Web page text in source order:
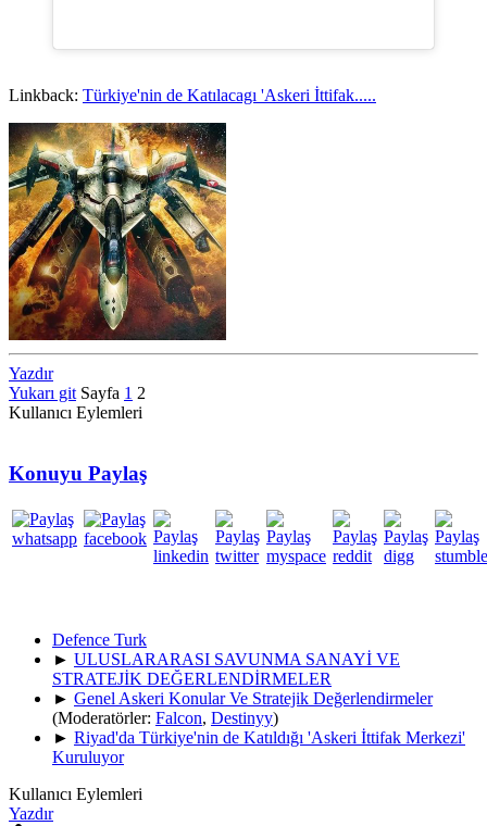
Linkback: Türkiye'nin de Katılacagı 'Askeri İttifak.....
Yazdır
Yukarı git Sayfa 1 2
Kullanıcı Eylemleri
Konuyu Paylaş
Defence Turk
► ULUSLARARASI SAVUNMA SANAYİ VE
STRATEJİK DEĞERLENDİRMELER
► Genel Askeri Konular Ve Stratejik Değerlendirmeler
(Moderatörler: Falcon, Destinyy)
► Riyad'da Türkiye'nin de Katıldığı 'Askeri İttifak Merkezi'
Kuruluyor
Kullanıcı Eylemleri
Yazdır